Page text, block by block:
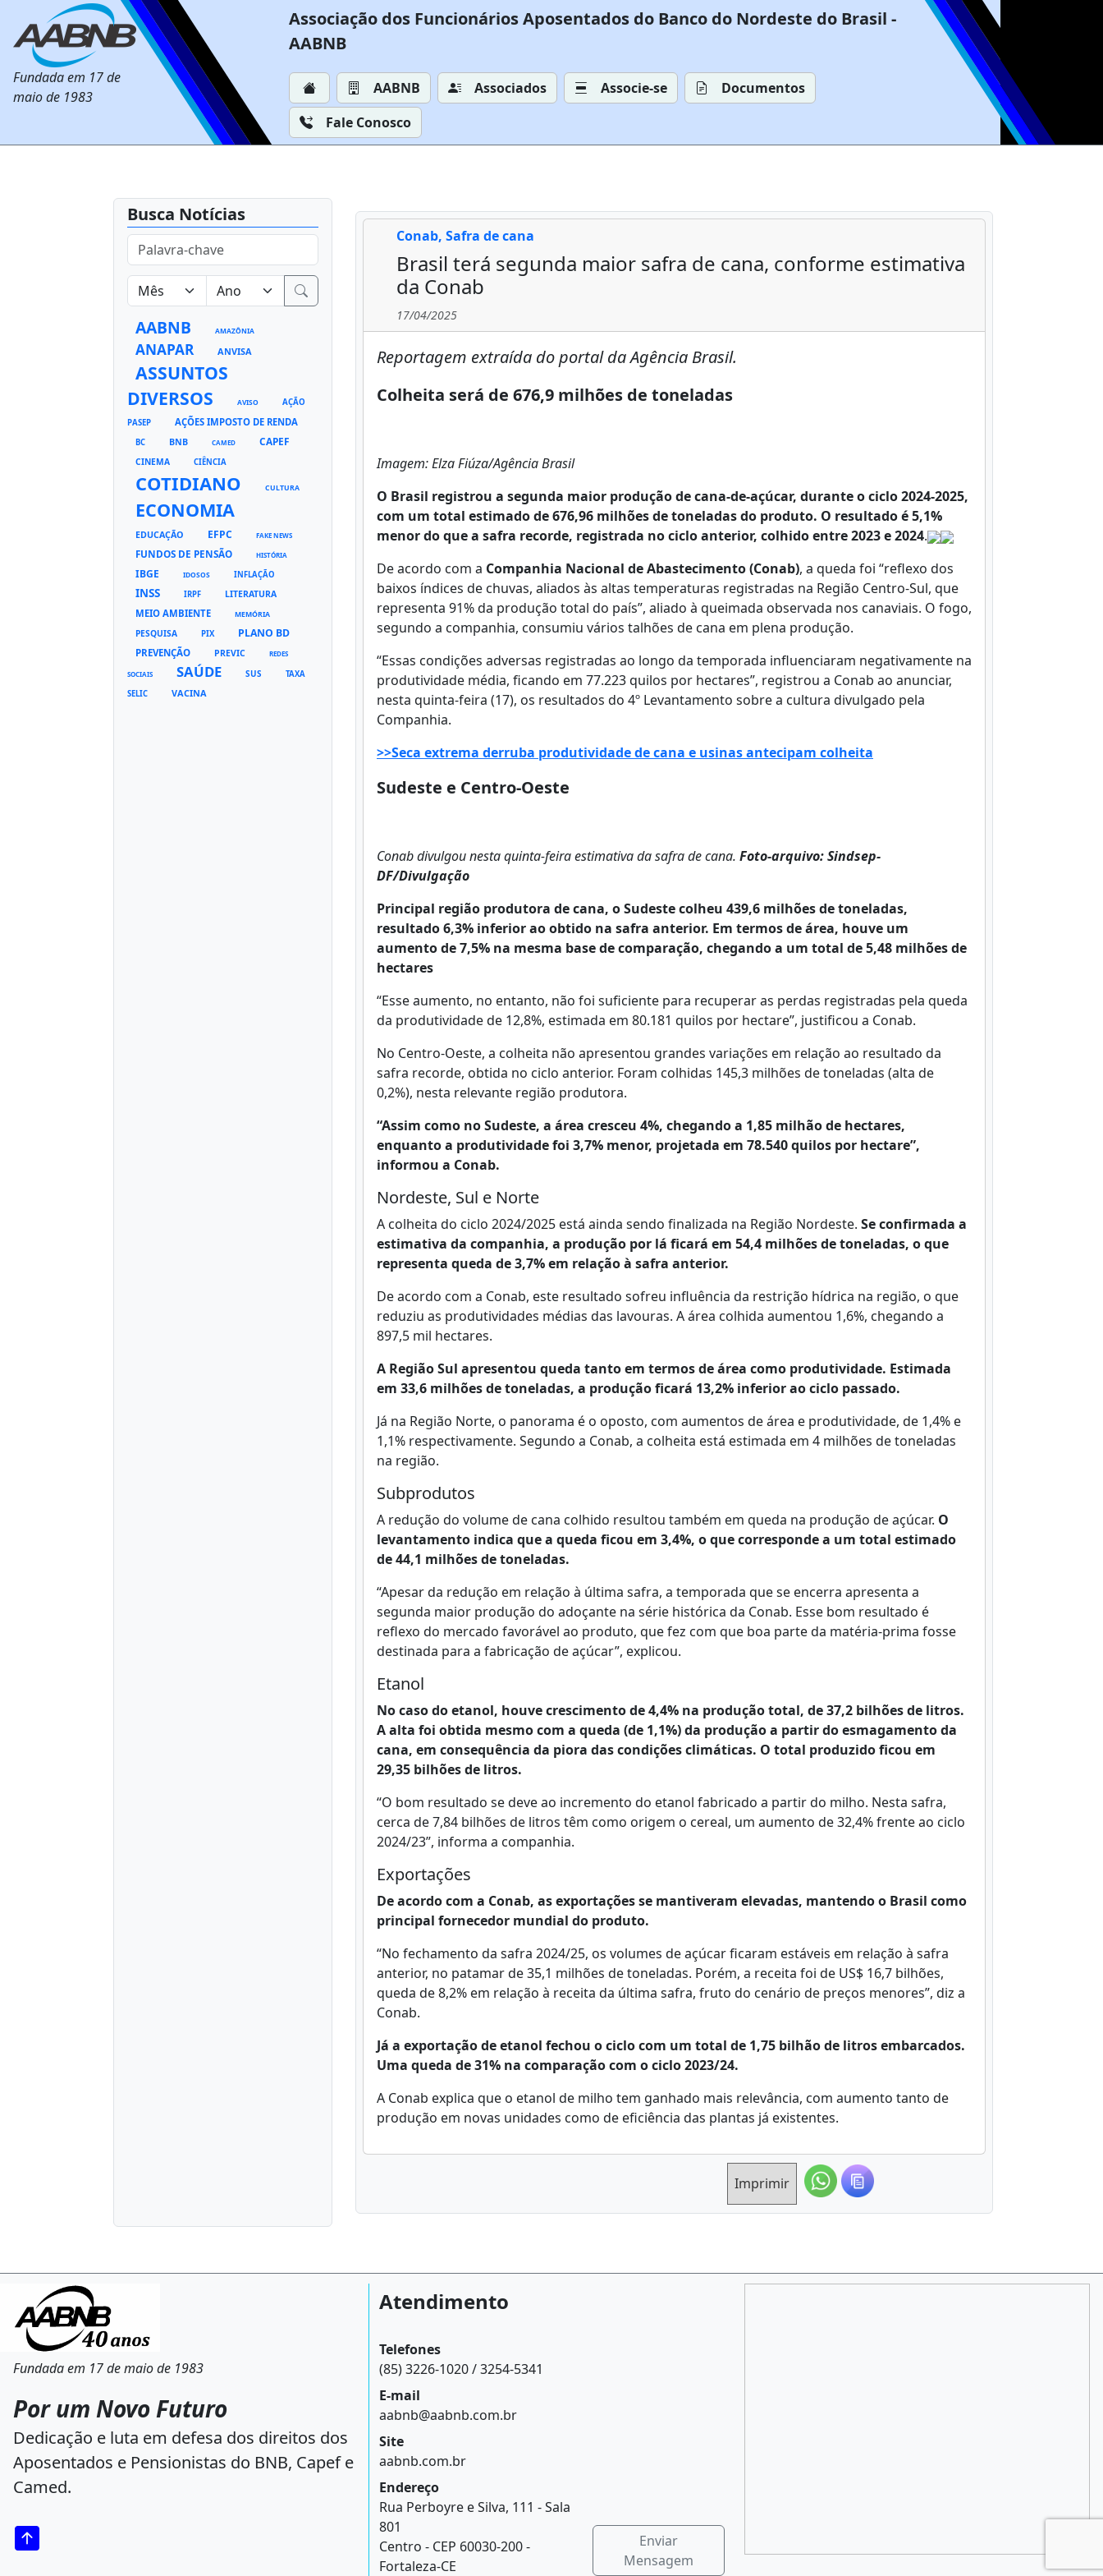
Fundada em 17 de
maio de 1983
Associação dos Funcionários Aposentados do Banco do Nordeste do Brasil -
AABNB
AABNB Associados Associe-se
Documentos
Fale Conosco
Busca Notícias
AABNB AMAZÔNIA
ANAPAR ANVISA
ASSUNTOS
DIVERSOS
AVISO
AÇÃO
PASEP
AÇÕES IMPOSTO DE RENDA
BC BNB CAMED CAPEF
CINEMA CIÊNCIA
COTIDIANO CULTURA
ECONOMIA
EDUCAÇÃO EFPC FAKE NEWS
FUNDOS DE PENSÃO HISTÓRIA
IBGE IDOSOS INFLAÇÃO
INSS IRPF LITERATURA
MEIO AMBIENTE MEMÓRIA
PESQUISA PIX PLANO BD
PREVENÇÃO PREVIC REDES
SOCIAIS SAÚDE SUS
TAXA
SELIC
VACINA
Conab, Safra de cana
Brasil terá segunda maior safra de cana, conforme estimativa
da Conab
17/04/2025
Reportagem extraída do portal da Agência Brasil.
Colheita será de 676,9 milhões de toneladas
Imagem: Elza Fiúza/Agência Brasil
O Brasil registrou a segunda maior produção de cana-de-açúcar, durante o ciclo 2024-2025,
com um total estimado de 676,96 milhões de toneladas do produto. O resultado é 5,1%
menor do que a safra recorde, registrada no ciclo anterior, colhido entre 2023 e 2024.
De acordo com a Companhia Nacional de Abastecimento (Conab), a queda foi “reflexo dos
baixos índices de chuvas, aliados às altas temperaturas registradas na Região Centro-Sul, que
representa 91% da produção total do país”, aliado à queimada observada nos canaviais. O fogo,
segundo a companhia, consumiu vários talhões de cana em plena produção.
“Essas condições adversas registradas ao longo da temporada influenciaram negativamente na
produtividade média, ficando em 77.223 quilos por hectares”, registrou a Conab ao anunciar,
nesta quinta-feira (17), os resultados do 4º Levantamento sobre a cultura divulgado pela
Companhia.
>>Seca extrema derruba produtividade de cana e usinas antecipam colheita
Sudeste e Centro-Oeste
Conab divulgou nesta quinta-feira estimativa da safra de cana. Foto-arquivo: Sindsep-
DF/Divulgação
Principal região produtora de cana, o Sudeste colheu 439,6 milhões de toneladas,
resultado 6,3% inferior ao obtido na safra anterior. Em termos de área, houve um
aumento de 7,5% na mesma base de comparação, chegando a um total de 5,48 milhões de
hectares
“Esse aumento, no entanto, não foi suficiente para recuperar as perdas registradas pela queda
da produtividade de 12,8%, estimada em 80.181 quilos por hectare”, justificou a Conab.
No Centro-Oeste, a colheita não apresentou grandes variações em relação ao resultado da
safra recorde, obtida no ciclo anterior. Foram colhidas 145,3 milhões de toneladas (alta de
0,2%), nesta relevante região produtora.
“Assim como no Sudeste, a área cresceu 4%, chegando a 1,85 milhão de hectares,
enquanto a produtividade foi 3,7% menor, projetada em 78.540 quilos por hectare”,
informou a Conab.
Nordeste, Sul e Norte
A colheita do ciclo 2024/2025 está ainda sendo finalizada na Região Nordeste. Se confirmada a
estimativa da companhia, a produção por lá ficará em 54,4 milhões de toneladas, o que
representa queda de 3,7% em relação à safra anterior.
De acordo com a Conab, este resultado sofreu influência da restrição hídrica na região, o que
reduziu as produtividades médias das lavouras. A área colhida aumentou 1,6%, chegando a
897,5 mil hectares.
A Região Sul apresentou queda tanto em termos de área como produtividade. Estimada
em 33,6 milhões de toneladas, a produção ficará 13,2% inferior ao ciclo passado.
Já na Região Norte, o panorama é o oposto, com aumentos de área e produtividade, de 1,4% e
1,1% respectivamente. Segundo a Conab, a colheita está estimada em 4 milhões de toneladas
na região.
Subprodutos
A redução do volume de cana colhido resultou também em queda na produção de açúcar. O
levantamento indica que a queda ficou em 3,4%, o que corresponde a um total estimado
de 44,1 milhões de toneladas.
“Apesar da redução em relação à última safra, a temporada que se encerra apresenta a
segunda maior produção do adoçante na série histórica da Conab. Esse bom resultado é
reflexo do mercado favorável ao produto, que fez com que boa parte da matéria-prima fosse
destinada para a fabricação de açúcar”, explicou.
Etanol
No caso do etanol, houve crescimento de 4,4% na produção total, de 37,2 bilhões de litros.
A alta foi obtida mesmo com a queda (de 1,1%) da produção a partir do esmagamento da
cana, em consequência da piora das condições climáticas. O total produzido ficou em
29,35 bilhões de litros.
“O bom resultado se deve ao incremento do etanol fabricado a partir do milho. Nesta safra,
cerca de 7,84 bilhões de litros têm como origem o cereal, um aumento de 32,4% frente ao ciclo
2024/23”, informa a companhia.
Exportações
De acordo com a Conab, as exportações se mantiveram elevadas, mantendo o Brasil como
principal fornecedor mundial do produto.
“No fechamento da safra 2024/25, os volumes de açúcar ficaram estáveis em relação à safra
anterior, no patamar de 35,1 milhões de toneladas. Porém, a receita foi de US$ 16,7 bilhões,
queda de 8,2% em relação à receita da última safra, fruto do cenário de preços menores”, diz a
Conab.
Já a exportação de etanol fechou o ciclo com um total de 1,75 bilhão de litros embarcados.
Uma queda de 31% na comparação com o ciclo 2023/24.
A Conab explica que o etanol de milho tem ganhado mais relevância, com aumento tanto de
produção em novas unidades como de eficiência das plantas já existentes.
Imprimir
Fundada em 17 de maio de 1983
Por um Novo Futuro
Dedicação e luta em defesa dos direitos dos
Aposentados e Pensionistas do BNB, Capef e
Camed.
Atendimento
Telefones
(85) 3226-1020 / 3254-5341
E-mail
aabnb@aabnb.com.br
Site
aabnb.com.br
Endereço
Rua Perboyre e Silva, 111 - Sala
801
Centro - CEP 60030-200 -
Fortaleza-CE
Enviar
Mensagem